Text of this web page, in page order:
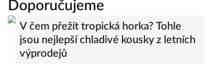
Doporučujeme
V čem přežít tropická horka? Tohle
jsou nejlepší chladivé kousky z letních
výprodejů